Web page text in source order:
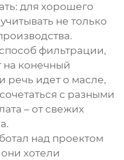
для хорошего
не только
фильтрации,
на конечный
речь идет о масле,
с разными
– от свежих
над проектом
хотели